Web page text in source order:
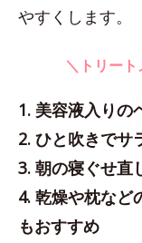
やすくします。
＼トリー
1. 美容液入りの
2. ひと吹きでサ
3. 朝の寝ぐせ直
4. 乾燥や枕など
もおすすめ